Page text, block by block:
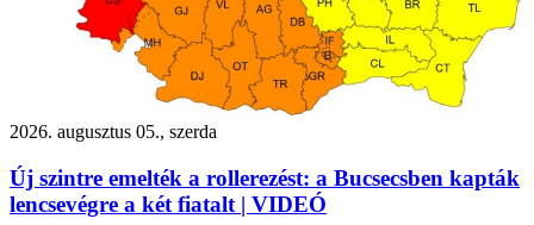
2026. augusztus 05., szerda
Új szintre emelték a rollerezést: a Bucsecsben kapták
lencsevégre a két fiatalt | VIDEÓ